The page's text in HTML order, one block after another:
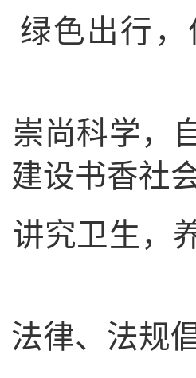
色出行，
科学，自
建设书香社
卫生，养
、法规倡